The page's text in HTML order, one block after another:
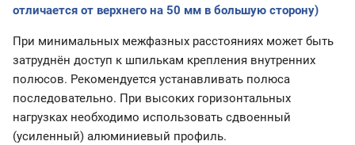
отличается от верхнего на 50 мм в большую сторону)
При минимальных межфазных расстояниях может быть
затруднён доступ к шпилькам крепления внутренних
полюсов. Рекомендуется устанавливать полюса
последовательно. При высоких горизонтальных
нагрузках необходимо использовать сдвоенный
(усиленный) алюминиевый профиль.